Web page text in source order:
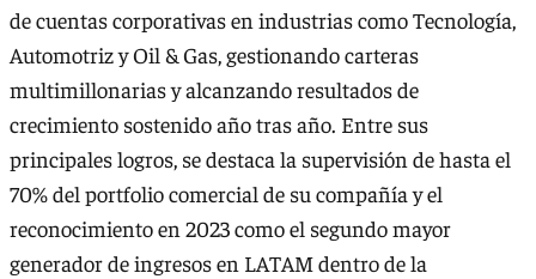
de cuentas corporativas en industrias como Tecnología,
Automotriz y Oil & Gas, gestionando carteras
multimillonarias y alcanzando resultados de
crecimiento sostenido año tras año. Entre sus
principales logros, se destaca la supervisión de hasta el
70% del portfolio comercial de su compañía y el
reconocimiento en 2023 como el segundo mayor
generador de ingresos en LATAM dentro de la